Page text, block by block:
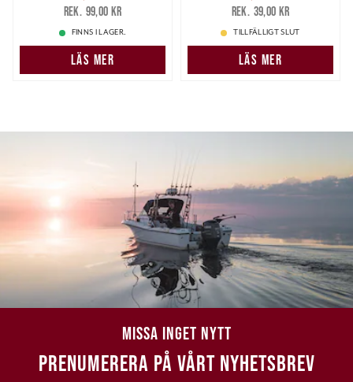
99,00 kr
99,00 kr
FINNS I LAGER.
LÄS MER
39,00 kr
39,00 kr
TILLFÄLLIGT SLUT
LÄS MER
MISSA INGET NYTT
PRENUMERERA PÅ VÅRT NYHETSBREV